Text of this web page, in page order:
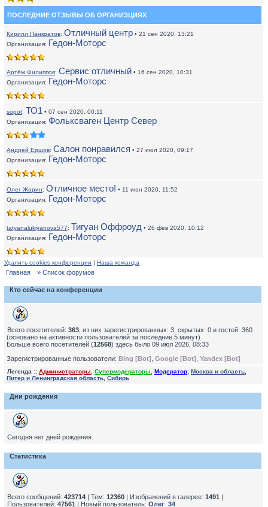
ПОСЛЕДНИЕ ОТЗЫВЫ ОБ ОРГАНИЗЦИЯХ
Кирилл Панкратов: Отличный центр • 21 сен 2020, 13:21
Организация: Гедон-Моторс
Артём Филиппов: Сервис отличный • 16 сен 2020, 10:31
Организация: Гедон-Моторс
sopot: ТО1 • 07 сен 2020, 00:11
Организация: Фольксваген Центр Север
Андрей Ершов: Салон понравился • 27 июл 2020, 09:17
Организация: Гедон-Моторс
Олег Жорин: Отличное место! • 11 июн 2020, 11:52
Организация: Гедон-Моторс
tatyanalukiyanova577: Тигуан Оффроуд • 26 фев 2020, 10:12
Организация: Гедон-Моторс
Удалить cookies конференции | Наша команда
Главная » Список форумов
Кто сейчас на конференции
Всего посетителей: 363 , из них зарегистрированных: 3, скрытых: 0 и гостей: 360
(основано на активности пользователей за последние 5 минут)
Больше всего посетителей (12568) здесь было 09 июл 2026, 08:33
Зарегистрированные пользователи: Bing [Bot] Google [Bot] Yandex [Bot]
Легенда :: Администраторы Супермодераторы Модератор Москва и область
Питер и Ленинградская область Сибирь
Дни рождения
Сегодня нет дней рождения.
Статистика
Всего сообщений: 423714 | Тем: 12360 | Изображений в галерее: 1491 |
Пользователей: 47561 | Новый пользователь: Олег_34